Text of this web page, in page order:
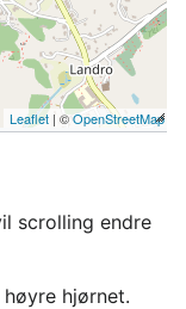
Leaflet | ©OpenStreetMap
scrolling endre
hjørnet.